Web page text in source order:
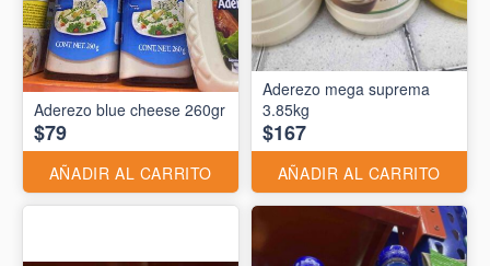
Aderezo blue cheese 260gr
$79
AÑADIR AL CARRITO
Aderezo mega suprema
3.85kg
$167
AÑADIR AL CARRITO